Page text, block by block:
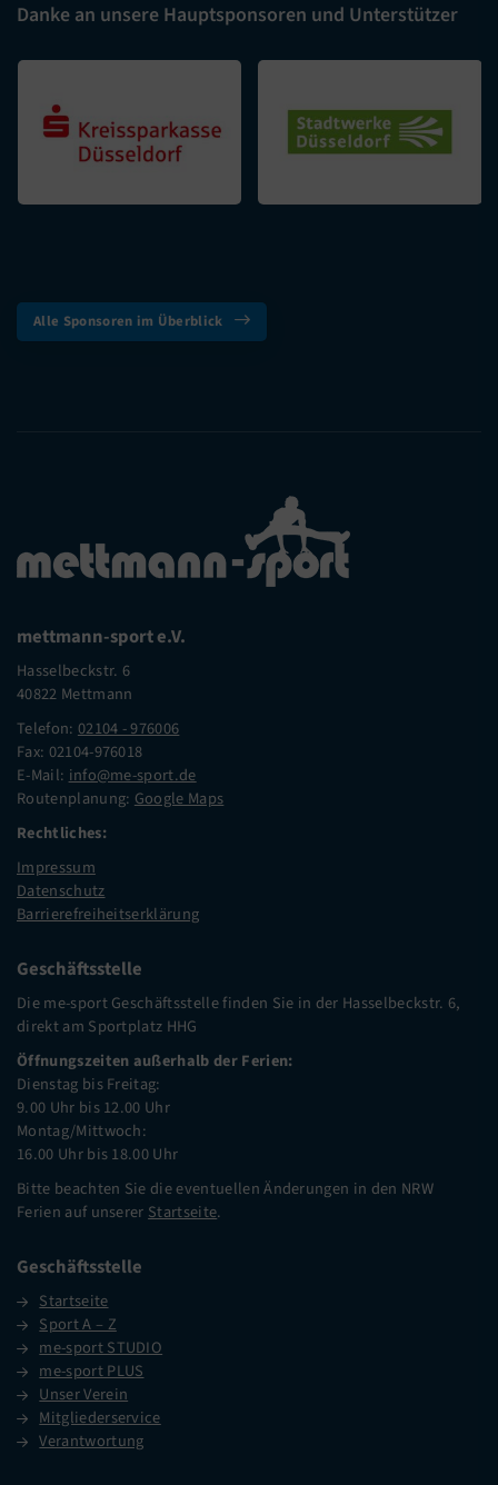
Danke an unsere Hauptsponsoren und Unterstützer
Alle Sponsoren im Überblick
mettmann-sport e.V.
Hasselbeckstr. 6
40822 Mettmann
Telefon: 02104 - 976006
Fax: 02104-976018
E-Mail: info@me-sport.de
Routenplanung: Google Maps
Rechtliches:
Impressum
Datenschutz
Barrierefreiheitserklärung
Geschäftsstelle
Die me-sport Geschäftsstelle finden Sie in der Hasselbeckstr. 6,
direkt am Sportplatz HHG
Öffnungszeiten außerhalb der Ferien:
Dienstag bis Freitag:
9.00 Uhr bis 12.00 Uhr
Montag/Mittwoch:
16.00 Uhr bis 18.00 Uhr
Bitte beachten Sie die eventuellen Änderungen in den NRW
Ferien auf unserer Startseite.
Geschäftsstelle
Startseite
Sport A – Z
me-sport STUDIO
me-sport PLUS
Unser Verein
Mitgliederservice
Verantwortung